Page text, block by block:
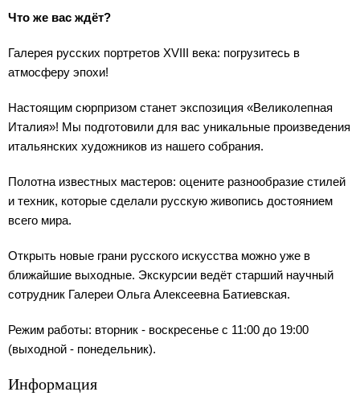
Что же вас ждёт?
Галерея русских портретов XVIII века: погрузитесь в
атмосферу эпохи!
Настоящим сюрпризом станет экспозиция «Великолепная
Италия»! Мы подготовили для вас уникальные произведения
итальянских художников из нашего собрания.
Полотна известных мастеров: оцените разнообразие стилей
и техник, которые сделали русскую живопись достоянием
всего мира.
Открыть новые грани русского искусства можно уже в
ближайшие выходные. Экскурсии ведёт старший научный
сотрудник Галереи Ольга Алексеевна Батиевская.
Режим работы: вторник - воскресенье с 11:00 до 19:00
(выходной - понедельник).
Информация